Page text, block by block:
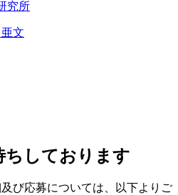
究所
文
ちしております
び応募については、以下よりご